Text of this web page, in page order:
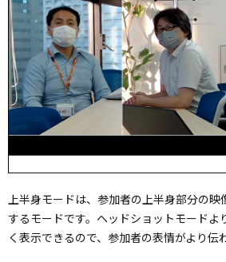
上半身モードは、参加者の上半身部分の
するモードです。ヘッドショットモードよ
く表示できるので、参加者の表情がより伝